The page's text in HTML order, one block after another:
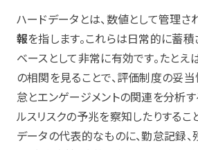
ハードデータとは、数値として管理さ
報を指します。これらは日常的に蓄積
ベースとして非常に有効です。たとえ
の相関を見ることで、評価制度の妥当
怠とエンゲージメントの関連を分析す
ルスリスクの予兆を察知したりするこ
データの代表的なものに、勤怠記録、